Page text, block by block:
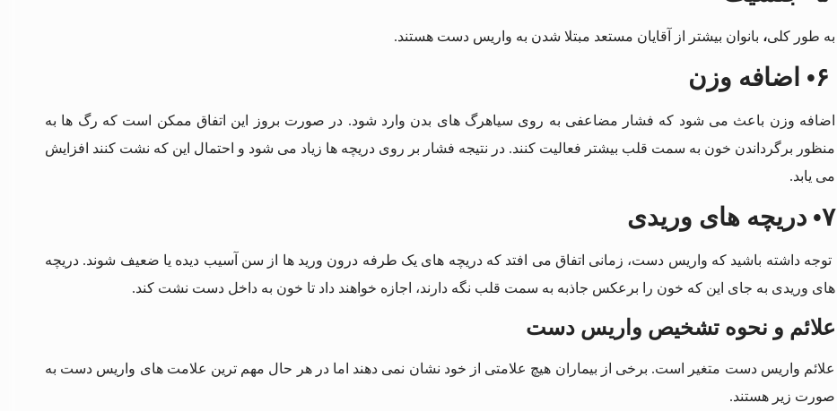
به طور کلی، بانوان بیشتر از آقایان مستعد مبتلا شدن به واریس دست هستند.
اضافه وزن باعث می شود که فشار مضاعفی به روی سیاهرگ‌ های بدن وارد شود. در صورت بروز این اتفاق ممکن است که رگ‌ ها به
منظور برگرداندن خون به سمت قلب بیشتر فعالیت کنند. در نتیجه فشار بر روی دریچه‌ ها زیاد می‌ شود و احتمال این که نشت کنند افزایش
می‌ یابد.
۷• دریچه‌ های وریدی
توجه داشته باشید که واریس دست، زمانی اتفاق می‌ افتد که دریچه‌ های یک طرفه درون ورید ها از سن آسیب دیده یا ضعیف شوند. دریچه‌
های وریدی به جای این که خون را برعکس جاذبه به سمت قلب نگه دارند، اجازه خواهند داد تا خون به داخل دست نشت کند.
علائم و نحوه تشخیص واریس دست
علائم واریس دست متغیر است. برخی از بیماران هیچ علامتی از خود نشان نمی دهند اما در هر حال مهم ترین علامت های واریس دست به
صورت زیر هستند.